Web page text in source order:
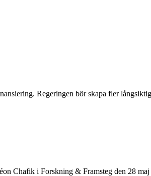
Regeringen bör skapa fler
Chafik i Forskning & Framsteg den 28